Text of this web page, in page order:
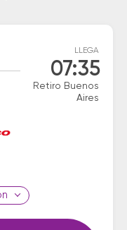
LLEGA
07:35
Retiro Buenos
Aires